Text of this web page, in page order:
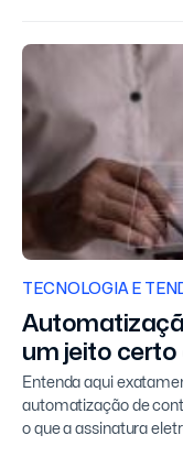
TECNOLOGIA E
um jeito certo
Entenda aqui
automatização de
o que a assinatura